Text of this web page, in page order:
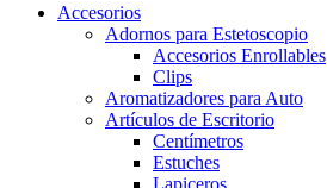
Accesorios
Adornos para Estetoscopio
Accesorios Enrollables
Clips
Aromatizadores para Auto
Artículos de Escritorio
Centímetros
Estuches
Lapiceros